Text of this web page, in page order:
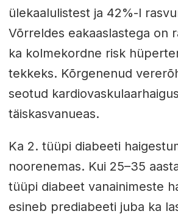
ülekaalulistest ja 42%-l
Võrreldes eakaaslastega on
ka kolmekordne risk
tekkeks. Kõrgenenud
seotud
täiskasvanueas.
Ka 2. tüüpi diabeeti
noorenemas. Kui 25–35
tüüpi diabeet vanainimeste
esineb prediabeeti juba ka